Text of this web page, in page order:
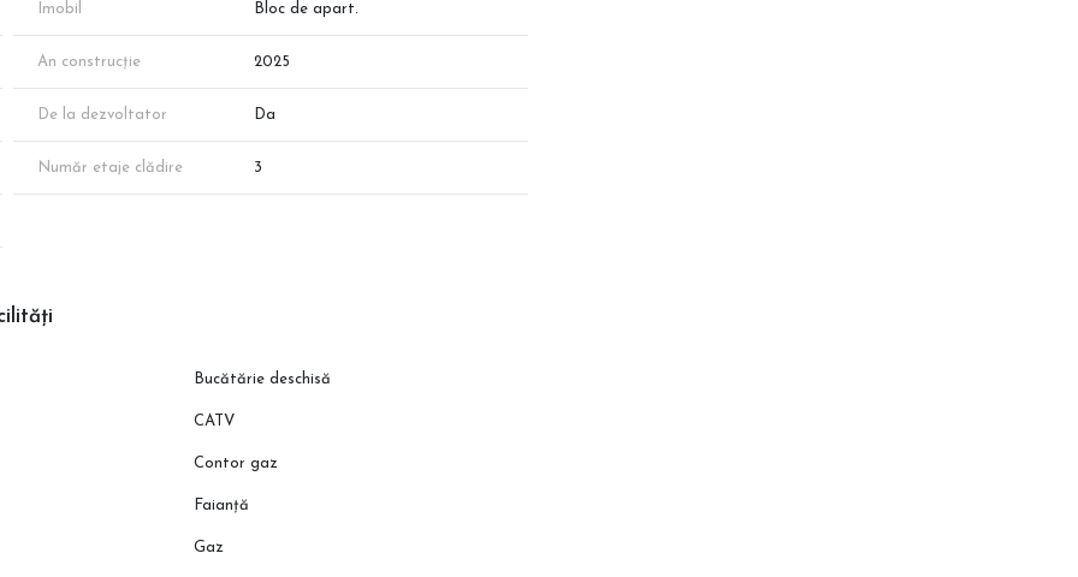
pentru a descoperi întreaga noastră ofertă de peste 1000
urma măsurătorilor cadastrale.
Imobil Bloc de apart.
An construcție 2025
De la dezvoltator Da
Număr etaje clădire 3
Bucătărie deschisă
CATV
Contor gaz
Faianță
Gaz